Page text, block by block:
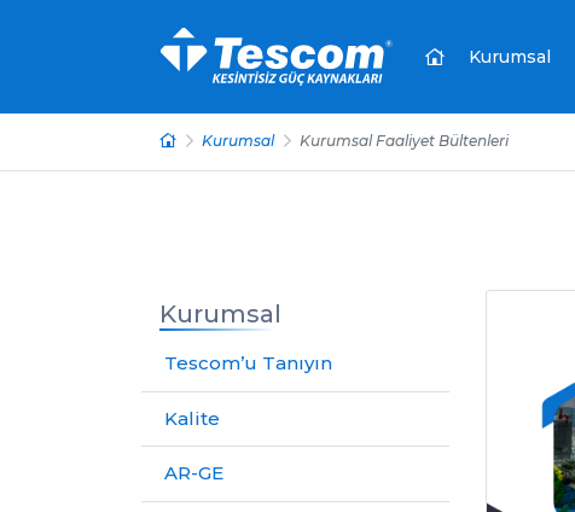
Kurumsal
Kurumsal Kurumsal Faaliyet Bültenleri
Kurumsal
Tescom’u Tanıyın
Kalite
AR-GE